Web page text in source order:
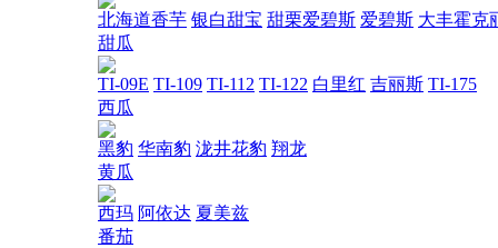
北海道香芋 银白甜宝 甜栗爱碧斯 爱碧斯 大丰霍克
甜瓜
TI-09E TI-109 TI-112 TI-122 白里红 吉丽斯 TI-175
西瓜
黑豹 华南豹 泷井花豹 翔龙
黄瓜
西玛 阿依达 夏美兹
番茄